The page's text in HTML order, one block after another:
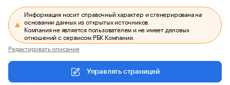
Информация носит справочный характер и сгенерирована на
основании данных из открытых источников.
Компания не является пользователем и не имеет деловых
отношений с сервисом РБК Компании.
Редактировать описание
Управлять страницей